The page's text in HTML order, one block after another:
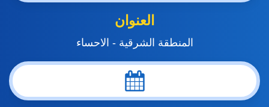
العنوان
المنطقة الشرقية - الاحساء